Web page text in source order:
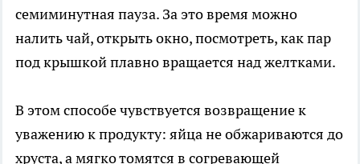
семиминутная пауза. За это время можно
налить чай, открыть окно, посмотреть, как пар
под крышкой плавно вращается над желтками.​
В этом способе чувствуется возвращение к
уважению к продукту: яйца не обжариваются до
хруста, а мягко томятся в согревающей